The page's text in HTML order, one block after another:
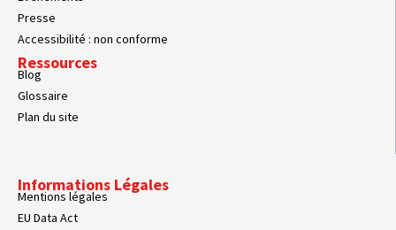
Presse
Accessibilité : non conforme
Ressources
Blog
Glossaire
Plan du site
Informations Légales
Mentions légales
EU Data Act